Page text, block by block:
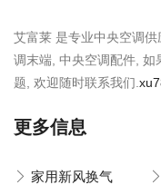
艾富莱 是专业中央空调
调末端, 中央空调配件, 如
题, 欢迎随时联系我们.
更多信息
家用新风换气